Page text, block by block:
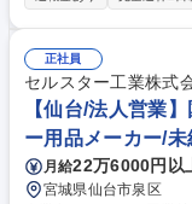
備・衛生設備・電気設
の職人やお客様と連携
図面作成 ■材料発注 ■機
舎、学校、病院、高層
ます！ 募集職種 東北【施工管理】清水建設グループの安定基盤/未経験か
ら建築のプロになれる
正社員
セルスター工業株式
【仙台/法人営業
ー用品メーカー/
月給22万6000円以
宮城県仙台市泉区